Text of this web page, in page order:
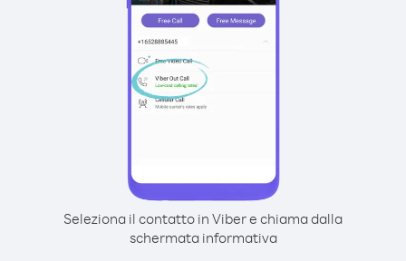
Seleziona il contatto in Viber e chiama dalla
schermata informativa